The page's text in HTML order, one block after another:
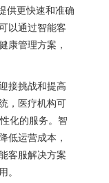
供更快速和准确
以通过智能客
康管理方案，
接挑战和提高
，医疗机构可
化的服务。智
低运营成本，
客服解决方案
。